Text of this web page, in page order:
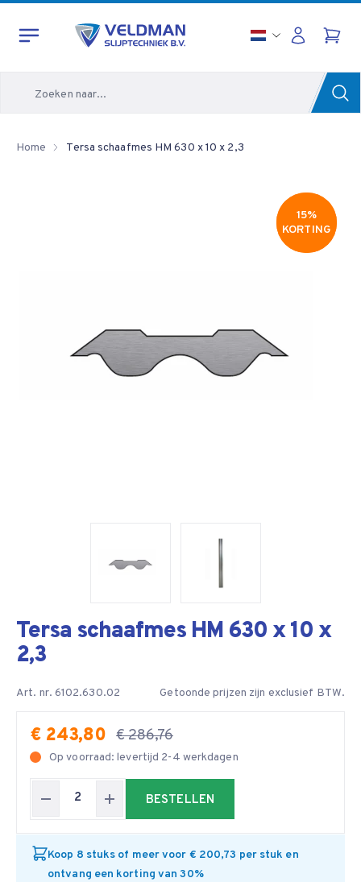
Home Tersa schaafmes HM 630 x 10 x 2,3
15%
KORTING
15%
KORTING
Tersa schaafmes HM 630 x 10 x
2,3
Art. nr. 6102.630.02 Getoonde prijzen zijn exclusief BTW.
€ 243,80 € 286,76
Op voorraad: levertijd 2-4 werkdagen
BESTELLEN
Koop 8 stuks of meer voor € 200,73 per stuk en
ontvang een korting van 30%